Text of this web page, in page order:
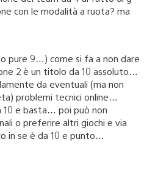
con le modalità a ruota? ma
pure 9…) come si fa a non dare
2 è un titolo da 10 assoluto…
da eventuali (ma non
problemi tecnici online…
10 e basta… poi può non
o preferire altri giochi e via
in se è da 10 e punto…